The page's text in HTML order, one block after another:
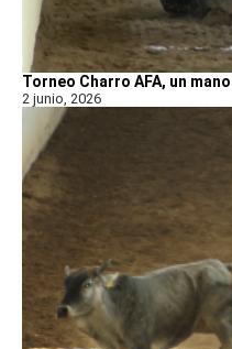
Torneo Charro AFA, un
2 junio, 2026